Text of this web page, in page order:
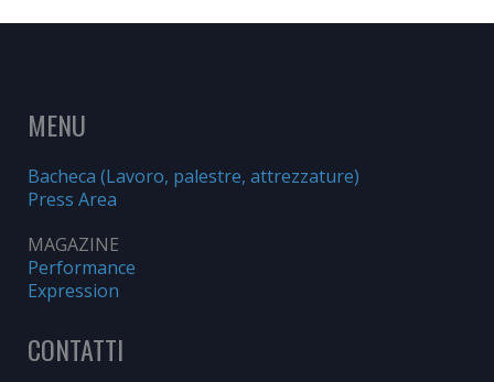
MENU
Bacheca (Lavoro, palestre, attrezzature)
Press Area
MAGAZINE
Performance
Expression
CONTATTI